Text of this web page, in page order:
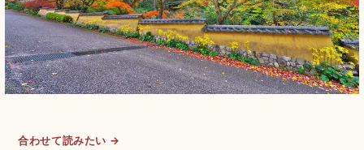
合わせて読みたい →